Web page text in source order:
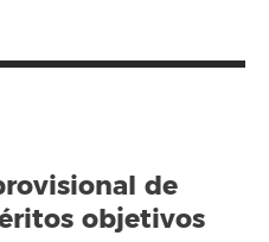
de
objetivos